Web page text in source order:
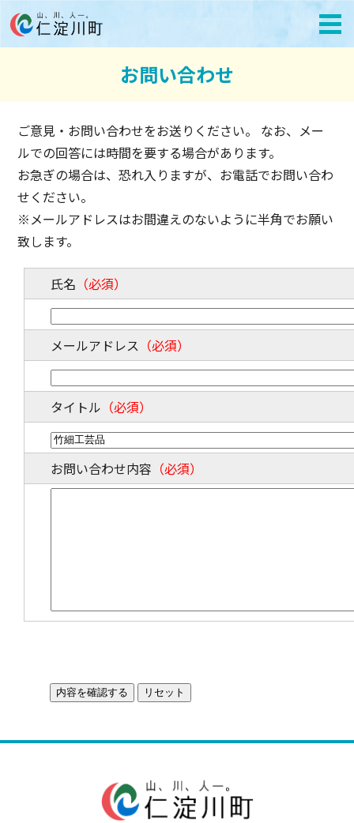
お問い合わせ
ご意見・お問い合わせをお送りください。 なお、メー
ルでの回答には時間を要する場合があります。
お急ぎの場合は、恐れ入りますが、お電話でお問い合わ
せください。
※メールアドレスはお間違えのないように半角でお願い
致します。
氏名 （必須）
メールアドレス （必須）
タイトル （必須）
お問い合わせ内容 （必須）